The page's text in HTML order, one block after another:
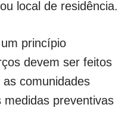
local de residência.
princípio
devem ser feitos
comunidades
preventivas